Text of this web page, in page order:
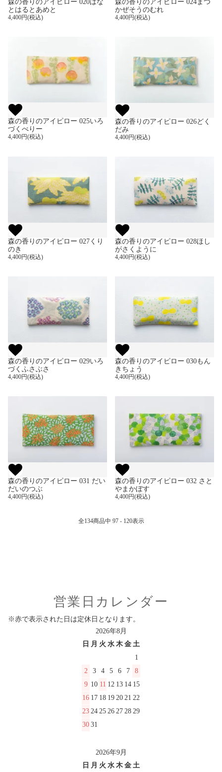
森の香りのアイピロー 020はな
とはるとあめと
4,400円(税込)
森の香りのアイピロー 024まつ
かぜそうのむれ
4,400円(税込)
森の香りのアイピロー 025いろ
づくべりー
4,400円(税込)
森の香りのアイピロー 026どく
だみ
4,400円(税込)
森の香りのアイピロー 027くり
のき
4,400円(税込)
森の香りのアイピロー 028ほし
がさくように
4,400円(税込)
森の香りのアイピロー 029いろ
づくふさぶさ
4,400円(税込)
森の香りのアイピロー 030もん
きちょう
4,400円(税込)
森の香りのアイピロー 031 だい
だいのつぶ
4,400円(税込)
森の香りのアイピロー 032 さと
やまかぼす
4,400円(税込)
全134商品中 97 - 120表示
営業日カレンダー
※赤で表示された日は定休日となります。
2026年8月
日 月 火 水 木 金 土
1
2
3 4 5 6 7
8
9 10 11 12 13 14 15
16 17 18 19 20 21 22
23 24 25 26 27 28 29
30 31
2026年9月
日 月 火 水 木 金 土